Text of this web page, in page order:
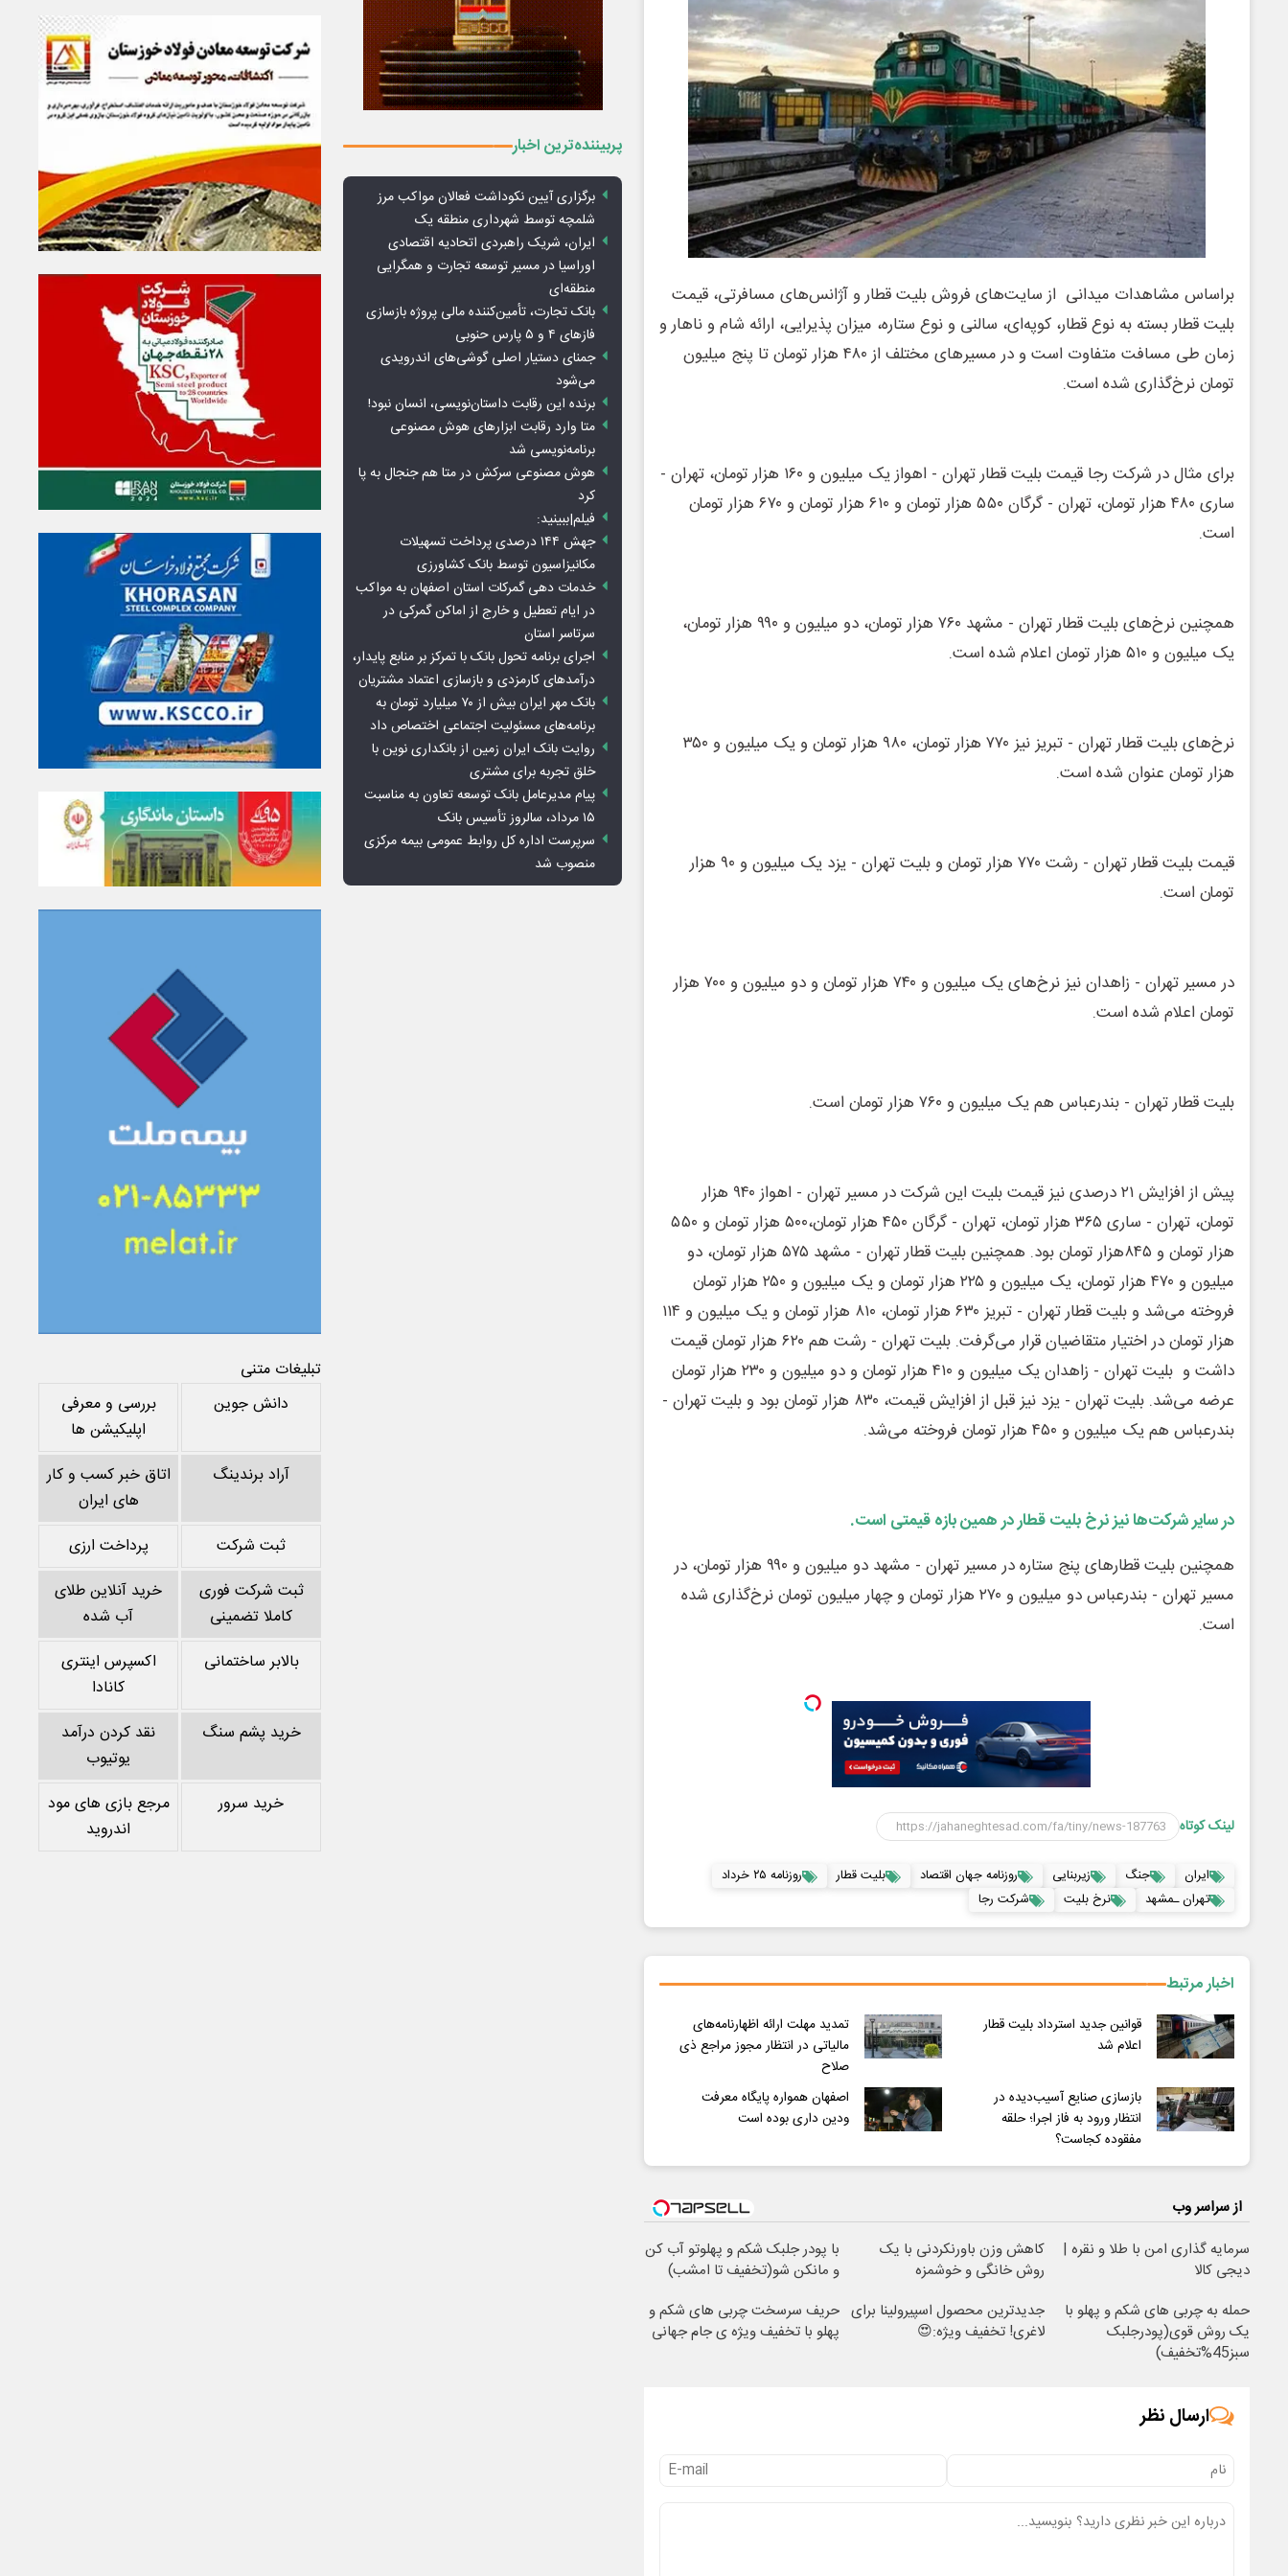
براساس مشاهدات میدانی از سایت‌های فروش بلیت قطار و آژانس‌های مسافرتی، قیمت
بلیت قطار بسته به نوع قطار، کوپه‌ای، سالنی و نوع ستاره، میزان پذیرایی، ارائه شام و ناهار و
زمان طی مسافت متفاوت است و در مسیرهای مختلف از ۴۸۰ هزار تومان تا پنج میلیون
تومان نرخ‌گذاری شده است.
برای مثال در شرکت رجا قیمت بلیت قطار تهران - اهواز یک میلیون و ۱۶۰ هزار تومان، تهران -
ساری ۴۸۰ هزار تومان، تهران - گرگان ۵۵۰ هزار تومان و ۶۱۰ هزار تومان و ۶۷۰ هزار تومان
است.
همچنین نرخ‌های بلیت قطار تهران - مشهد ۷۶۰ هزار تومان، دو میلیون و ۹۹۰ هزار تومان،
یک میلیون و ۵۱۰ هزار تومان اعلام شده است.
نرخ‌های بلیت قطار تهران - تبریز نیز ۷۷۰ هزار تومان، ۹۸۰ هزار تومان و یک میلیون و ۳۵۰
هزار تومان عنوان شده است.
قیمت بلیت قطار تهران - رشت ۷۷۰ هزار تومان و بلیت تهران - یزد یک میلیون و ۹۰ هزار
تومان است.
در مسیر تهران - زاهدان نیز نرخ‌های یک میلیون و ۷۴۰ هزار تومان و دو میلیون و ۷۰۰ هزار
تومان اعلام شده است.
بلیت قطار تهران - بندرعباس هم یک میلیون و ۷۶۰ هزار تومان است.
پیش از افزایش ۲۱ درصدی نیز قیمت بلیت این شرکت در مسیر تهران - اهواز ۹۴۰ هزار
تومان، تهران - ساری ۳۶۵ هزار تومان، تهران - گرگان ۴۵۰ هزار تومان،۵۰۰ هزار تومان و ۵۵۰
هزار تومان و ۸۴۵هزار تومان بود. همچنین بلیت قطار تهران - مشهد ۵۷۵ هزار تومان، دو
میلیون و ۴۷۰ هزار تومان، یک میلیون و ۲۲۵ هزار تومان و یک میلیون و ۲۵۰ هزار تومان
فروخته می‌شد و بلیت قطار تهران - تبریز ۶۳۰ هزار تومان، ۸۱۰ هزار تومان و یک میلیون و ۱۱۴
هزار تومان در اختیار متقاضیان قرار می‌گرفت. بلیت تهران - رشت هم ۶۲۰ هزار تومان قیمت
داشت و بلیت تهران - زاهدان یک میلیون و ۴۱۰ هزار تومان و دو میلیون و ۲۳۰ هزار تومان
عرضه می‌شد. بلیت تهران - یزد نیز قبل از افزایش قیمت، ۸۳۰ هزار تومان بود و بلیت تهران -
بندرعباس هم یک میلیون و ۴۵۰ هزار تومان فروخته می‌شد.
در سایر شرکت‌ها نیز نرخ بلیت قطار در همین بازه قیمتی است.
همچنین بلیت قطارهای پنج ستاره در مسیر تهران - مشهد دو میلیون و ۹۹۰ هزار تومان، در
مسیر تهران - بندرعباس دو میلیون و ۲۷۰ هزار تومان و چهار میلیون تومان نرخ‌گذاری شده
است.
لینک کوتاه
ایران جنگ زیربنایی روزنامه جهان اقتصاد بلیت قطار
روزنامه ۲۵ خرداد
تهران ـمشهد
نرخ بلیت شرکت رجا
اخبار مرتبط
قوانین جدید استرداد بلیت قطار
اعلام شد
تمدید مهلت ارائه اظهارنامه‌های
مالیاتی در انتظار مجوز مراجع ذی
صلاح
بازسازی صنایع آسیب‌دیده در
انتظار ورود به فاز اجرا؛ حلقه
مفقوده کجاست؟
اصفهان همواره پایگاه معرفت
ودین داری بوده است
از سراسر وب
سرمایه گذاری امن با طلا و نقره |
دیجی کالا
کاهش وزن باورنکردنی با یک
روش خانگی و خوشمزه
با پودر جلبک شکم و پهلوتو آب کن
و مانکن شو(تخفیف تا امشب)
حمله به چربی های شکم و پهلو با
یک روش قوی(پودرجلبک
سبز45%تخفیف)
جدیدترین محصول اسپیرولینا برای
لاغری! تخفیف ویژه:😍
حریف سرسخت چربی های شکم و
پهلو با تخفیف ویژه ی جام جهانی
ارسال نظر
پربیننده‌ترین اخبار
برگزاری آیین نکوداشت فعالان مواکب مرز
شلمچه توسط شهرداری منطقه یک
ایران، شریک راهبردی اتحادیه اقتصادی
اوراسیا در مسیر توسعه تجارت و همگرایی
منطقه‌ای
بانک تجارت، تأمین‌کننده مالی پروژه بازسازی
فازهای ۴ و ۵ پارس حنوبی
جمنای دستیار اصلی گوشی‌های اندرویدی
می‌شود
برنده این رقابت داستان‌نویسی، انسان نبود!
متا وارد رقابت ابزارهای هوش مصنوعی
برنامه‌نویسی شد
هوش مصنوعی سرکش در متا هم جنجال به پا
کرد
فیلم|ببینید:
جهش ۱۴۴ درصدی پرداخت تسهیلات
مکانیزاسیون توسط بانک کشاورزی
خدمات دهی گمرکات استان اصفهان به مواکب
در ایام تعطیل و خارج از اماکن گمرکی در
سرتاسر استان
اجرای برنامه تحول بانک با تمرکز بر منابع پایدار،
درآمدهای کارمزدی و بازسازی اعتماد مشتریان
بانک مهر ایران بیش از ۷۰ میلیارد تومان به
برنامه‌های مسئولیت اجتماعی اختصاص داد
روایت بانک ایران زمین از بانکداری نوین با
خلق تجربه برای مشتری
پیام مدیرعامل بانک توسعه تعاون به مناسبت
۱۵ مرداد، سالروز تأسیس بانک
سرپرست اداره کل روابط عمومی بیمه مرکزی
منصوب شد
تبلیغات متنی
دانش جوین
بررسی و معرفی
اپلیکیشن ها
آراد برندینگ
اتاق خبر کسب و کار
های ایران
ثبت شرکت
پرداخت ارزی
ثبت شرکت فوری
کاملا تضمینی
خرید آنلاین طلای
آب شده
بالابر ساختمانی
اکسپرس اینتری
کانادا
خرید پشم سنگ
نقد کردن درآمد
یوتیوب
خرید سرور
مرجع بازی های مود
اندروید